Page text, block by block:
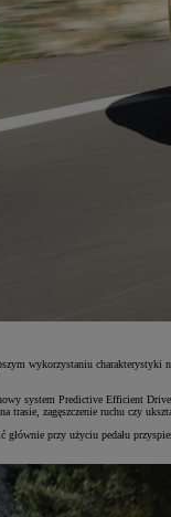
wykorzystaniu
system Predictive Efficient
trasie, zagęszczenie ruchu czy
przy użyciu pedału